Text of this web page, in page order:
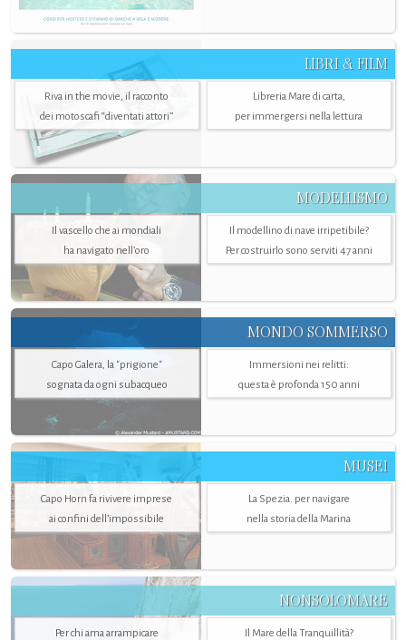
LIBRI & FILM
Riva in the movie, il racconto
dei motoscafi “diventati attori”
Libreria Mare di carta,
per immergersi nella lettura
MODELLISMO
Il vascello che ai mondiali
ha navigato nell’oro
Il modellino di nave irripetibile?
Per costruirlo sono serviti 47 anni
MONDO SOMMERSO
Capo Galera, la "prigione"
sognata da ogni subacqueo
Immersioni nei relitti:
questa è profonda 150 anni
MUSEI
Capo Horn fa rivivere imprese
ai confini dell’impossibile
La Spezia. per navigare
nella storia della Marina
NONSOLOMARE
Per chi ama arrampicare
Il Mare della Tranquillità?